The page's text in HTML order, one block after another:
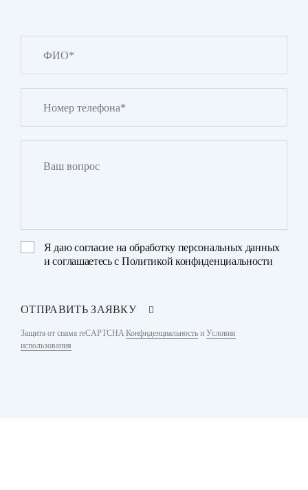
Я даюсогласие на обработку персональных данных
и соглашаетесь с Политикой конфиденциальности
ОТПРАВИТЬ ЗАЯВКУ
Защита от спама reCAPTCHAКонфиденциальность и Условия
использования